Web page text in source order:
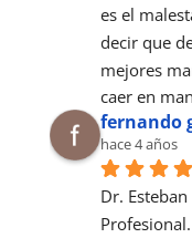
es el
decir que
mejores
caer en
fernando
hace 4 años
Dr.